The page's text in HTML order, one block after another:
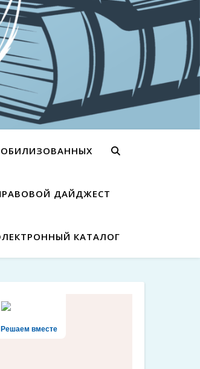
ДАЙДЖЕСТ
КАТАЛОГ
Решаем вместе